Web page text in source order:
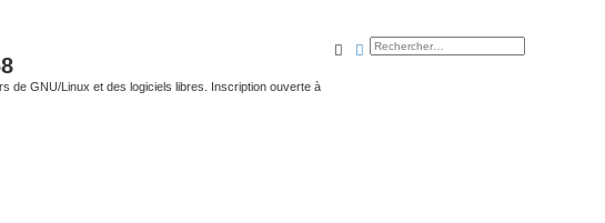
de GNU/Linux et des logiciels libres. Inscription ouverte à
Rechercher
Recherche avancée